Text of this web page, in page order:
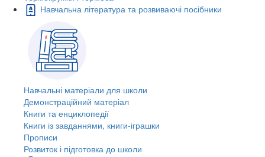
Навчальна література та розвиваючі посібники
Навчальні матеріали для школи
Демонстраційний матеріал
Книги та енциклопедії
Книги із завданнями, книги-іграшки
Прописи
Розвиток і підготовка до школи